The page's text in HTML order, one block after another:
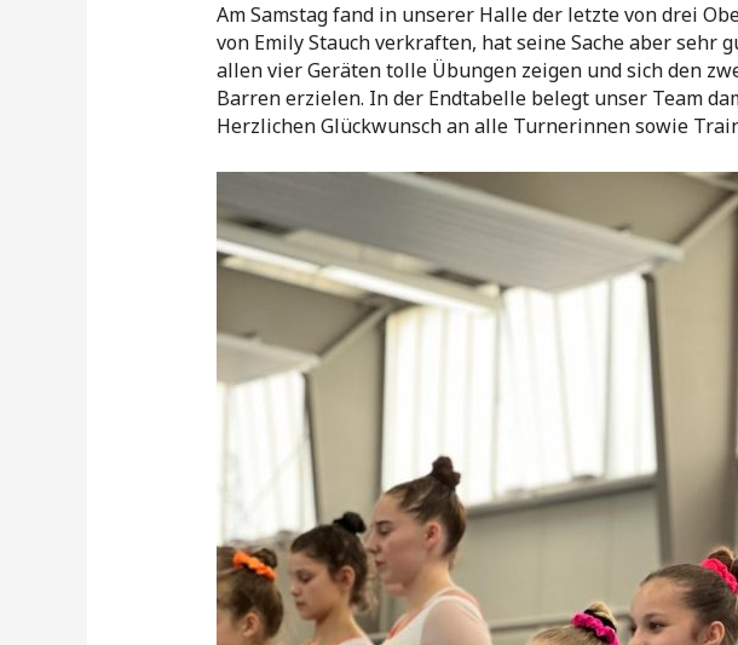
Am Samstag fand in unserer Halle der letzte von drei
von Emily Stauch verkraften, hat seine Sache aber sehr
allen vier Geräten tolle Übungen zeigen und sich den
Barren erzielen. In der Endtabelle belegt unser Team
Herzlichen Glückwunsch an alle Turnerinnen sowie